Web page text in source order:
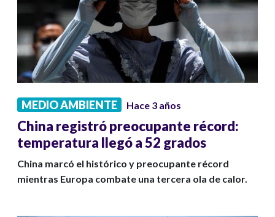
MEDIO AMBIENTE Hace 3 años
China registró preocupante récord:
temperatura llegó a 52 grados
China marcó el histórico y preocupante récord
mientras Europa combate una tercera ola de calor.